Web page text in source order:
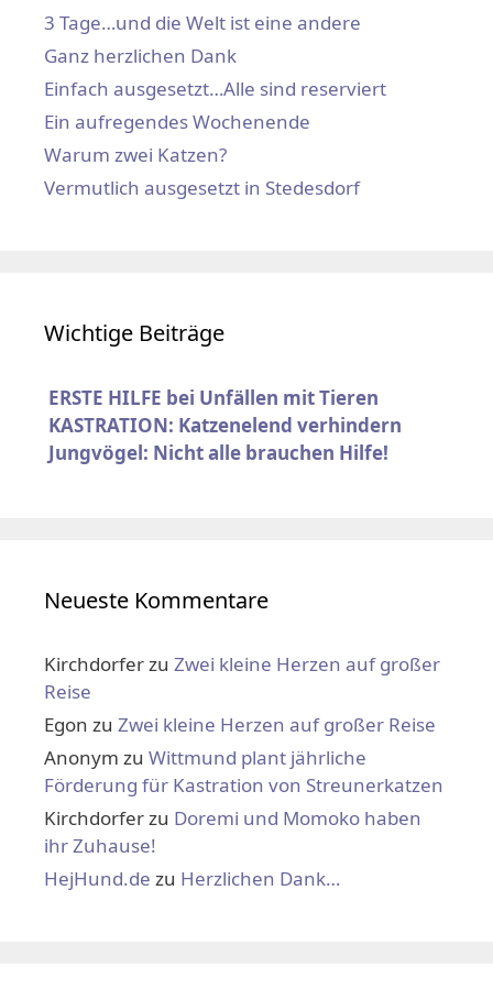
3 Tage…und die Welt ist eine andere
Ganz herzlichen Dank
Einfach ausgesetzt…Alle sind reserviert
Ein aufregendes Wochenende
Warum zwei Katzen?
Vermutlich ausgesetzt in Stedesdorf
Wichtige Beiträge
ERSTE HILFE bei Unfällen mit Tieren
KASTRATION: Katzenelend verhindern
Jungvögel: Nicht alle brauchen Hilfe!
Neueste Kommentare
Kirchdorferzu Zwei kleine Herzen auf großer
Reise
Egon zu Zwei kleine Herzen auf großer Reise
Anonym zu Wittmund plant jährliche
Förderung für Kastration von Streunerkatzen
Kirchdorferzu Doremi und Momoko haben
ihr Zuhause!
HejHund.de zu Herzlichen Dank…